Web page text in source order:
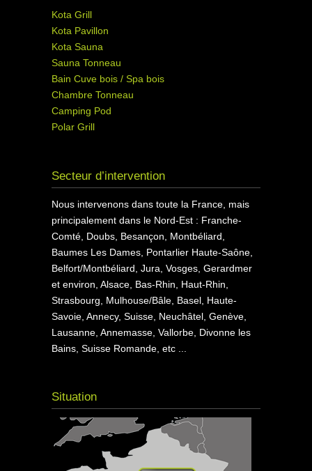
Kota Grill
Kota Pavillon
Kota Sauna
Sauna Tonneau
Bain Cuve bois / Spa bois
Chambre Tonneau
Camping Pod
Polar Grill
Secteur d’intervention
Nous intervenons dans toute la France, mais
principalement dans le Nord-Est : Franche-
Comté, Doubs, Besançon, Montbéliard,
Baumes Les Dames, Pontarlier Haute-Saône,
Belfort/Montbéliard, Jura, Vosges, Gerardmer
et environ, Alsace, Bas-Rhin, Haut-Rhin,
Strasbourg, Mulhouse/Bâle, Basel, Haute-
Savoie, Annecy, Suisse, Neuchâtel, Genève,
Lausanne, Annemasse, Vallorbe, Divonne les
Bains, Suisse Romande, etc ...
Situation